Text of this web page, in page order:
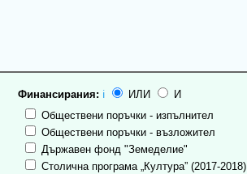
Финансирания: ℹ ИЛИ
И
Обществени поръчки - изпълнител
Обществени поръчки - възложител
Държавен фонд "Земеделие"
Столична програма „Култура” (2017-2018)